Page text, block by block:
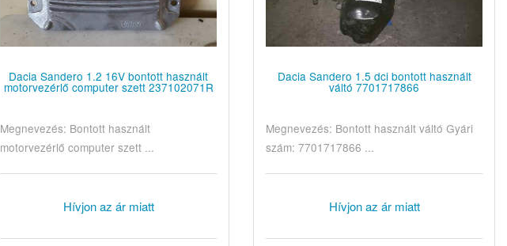
Dacia Sandero 1.2 16V bontott használt
motorvezérlő computer szett 237102071R
Megnevezés: Bontott használt
motorvezérlő computer szett ...
Hívjon az ár miatt
Dacia Sandero 1.5 dci bontott használt
váltó 7701717866
Megnevezés: Bontott használt váltó Gyári
szám: 7701717866 ...
Hívjon az ár miatt